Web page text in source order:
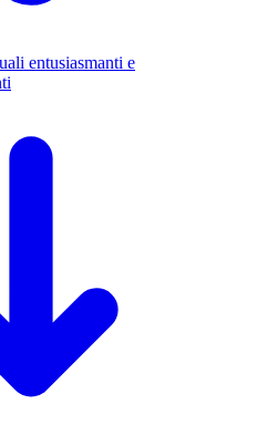
entusiasmanti e